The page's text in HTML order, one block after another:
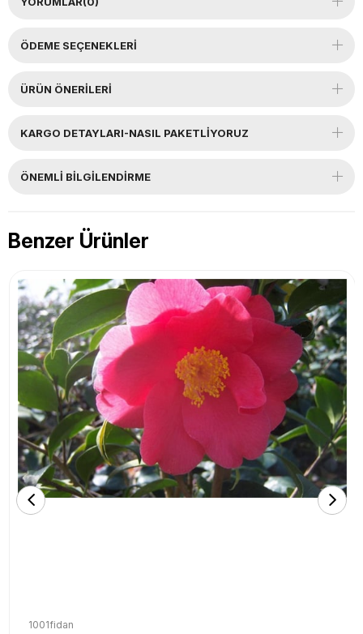
ÖDEME SEÇENEKLERI
ÜRÜN ÖNERILERI
KARGO DETAYLARI-NASIL PAKETLİYORUZ
ÖNEMLI BILGILENDIRME
Benzer Ürünler
1001fidan